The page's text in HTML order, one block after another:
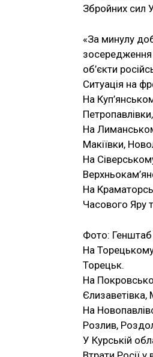
Збройних сил
«За минулу
зосередження
об’єкти
Ситуація на
На
На
Макіївки,
На
На
Часового Яру
Фото:
На
Торецьк.
На
Єлизаветівка,
На
Розлив,
У Курській